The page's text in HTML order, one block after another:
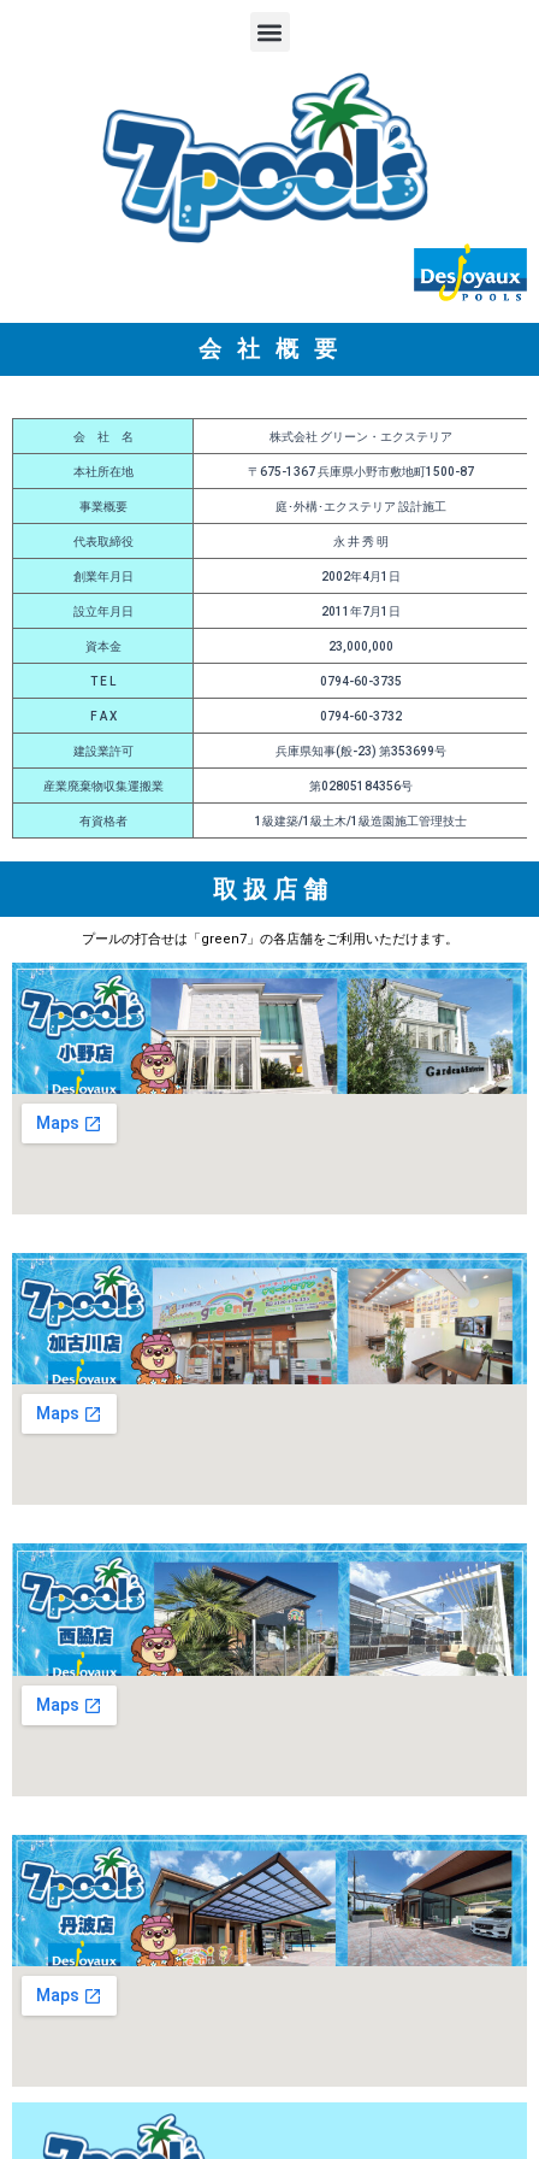
メ
ュ
ー
会 社 概 要
会 社 名 株式会社 グリーン・エクステリア
本社所在地 〒675-1367 兵庫県小野市敷地町1500-87
事業概要 庭･外構･エクステリア 設計施工
代表取締役 永 井 秀 明
創業年月日 2002年4月1日
設立年月日 2011年7月1日
資本金 23,000,000
T E L 0794-60-3735
F A X 0794-60-3732
建設業許可 兵庫県知事(般-23) 第353699号
産業廃棄物収集運搬業 第02805184356号
有資格者 1級建築/1級土木/1級造園施工管理技士
取 扱 店 舗
プールの打合せは「green7」の各店舗をご利用いただけます。